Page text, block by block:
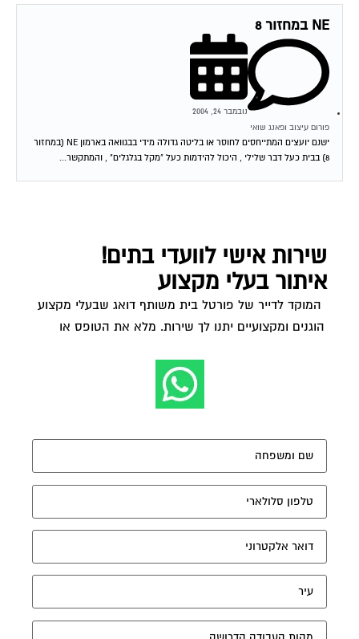
NE במחזור 8
פורום עיצוב ופאנג שואי
נובמבר 24, 2004
ישנם יועצים המתייחסים לחוסר או בליטה גדולה מידי בבגוואה בארמון NE (במחזור
8) בבית כעל דבר שלילי , היכול להידמות כעל "מקל בגלגלים" , והמתקשר...
שירות אישי לוועדי בתים!
איתור בעלי מקצוע
המוקד לדייר של פורטל בית משותף דואג שבעלי מקצוע
הוגנים ומקצועיים יתנו לך שירות. מלא את הטופס או